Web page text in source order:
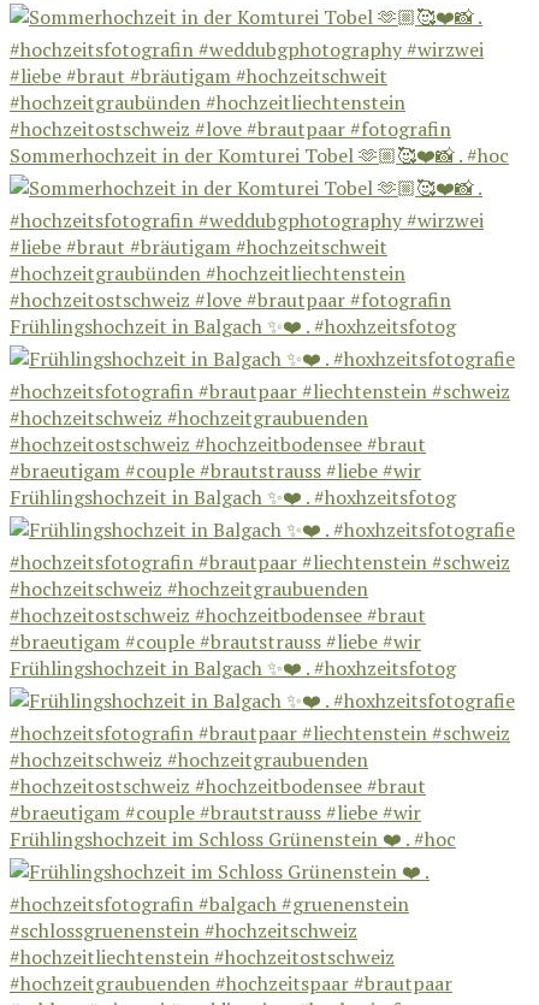
Sommerhochzeit in der Komturei Tobel 🫶🏼🥰❤️📸 . #hoc
Frühlingshochzeit in Balgach ✨❤️ . #hoxhzeitsfotog
Frühlingshochzeit in Balgach ✨❤️ . #hoxhzeitsfotog
Frühlingshochzeit in Balgach ✨❤️ . #hoxhzeitsfotog
Frühlingshochzeit im Schloss Grünenstein ❤️ . #hoc